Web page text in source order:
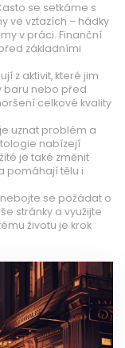
se setkáme s
ve vztazích – hádky
v práci. Finanční
základními
z aktivit, které jim
baru nebo před
celkové kvality
uznat problém a
nabízejí
je také změnit
pomáhají tělu i
nebojte se požádat o
stránky a využijte
životu je krok